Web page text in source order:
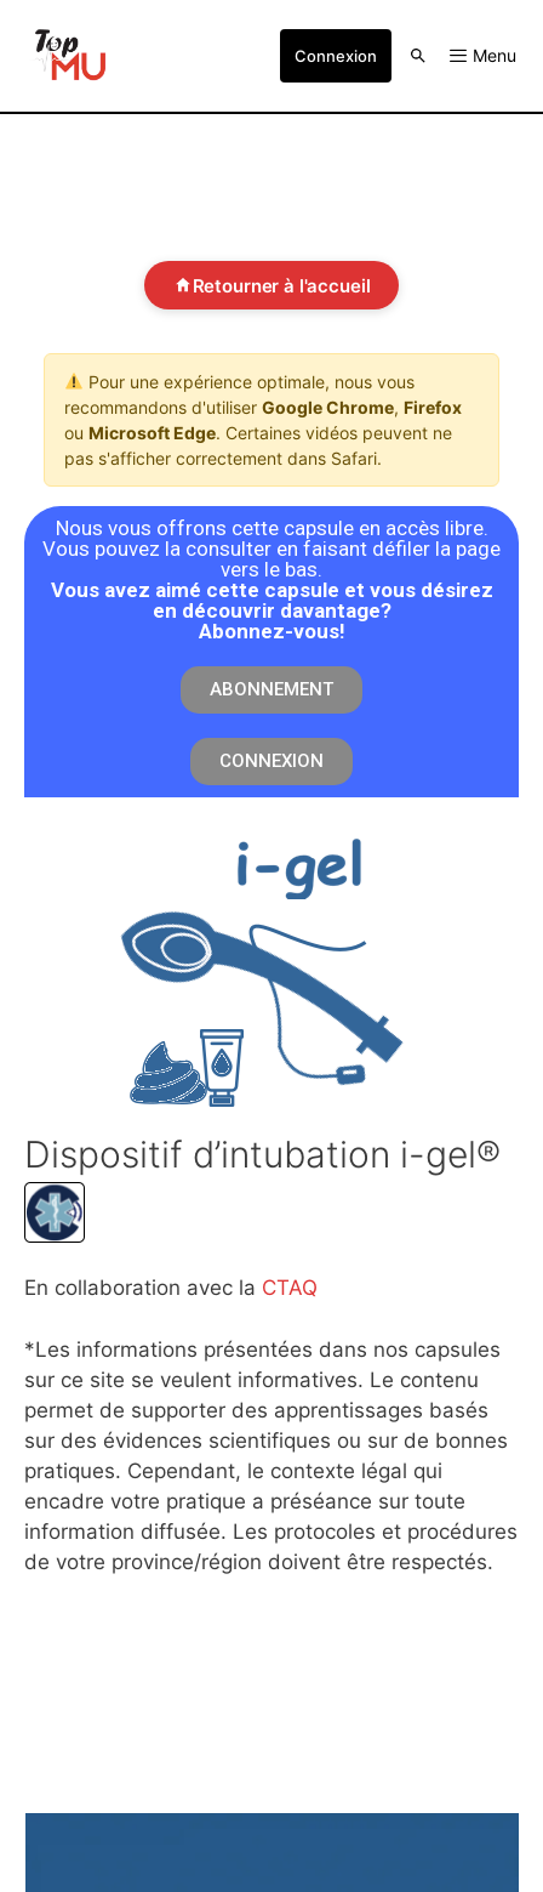
Connexion Menu
Retourner à l'accueil
Pour une expérience optimale, nous vous
recommandons d'utiliser Google Chrome, Firefox
ou Microsoft Edge. Certaines vidéos peuvent ne
pas s'afficher correctement dans Safari.
Nous vous offrons cette capsule en accès libre.
Vous pouvez la consulter en faisant défiler la page
vers le bas.
Vous avez aimé cette capsule et vous désirez
en découvrir davantage?
Abonnez-vous!
ABONNEMENT
CONNEXION
Dispositif d’intubation i-gel®
En collaboration avec la CTAQ
*Les informations présentées dans nos capsules
sur ce site se veulent informatives. Le contenu
permet de supporter des apprentissages basés
sur des évidences scientifiques ou sur de bonnes
pratiques. Cependant, le contexte légal qui
encadre votre pratique a préséance sur toute
information diffusée. Les protocoles et procédures
de votre province/région doivent être respectés.